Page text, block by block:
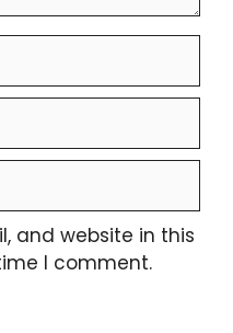
and website in this
I comment.